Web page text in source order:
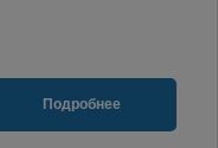
Подробнее